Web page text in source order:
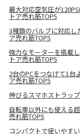
最大対応空気圧が
トア売れ筋TOP5
3種類のバルブに対応し
ア売れ筋TOP5
強力なモーターを搭載
トア売れ筋TOP5
2台のPCをつなげて1台
ア売れ筋TOP5
伸びるスマホストラッ
自転車以外にも使える
売れ筋TOP5
コンパクトで使いやす